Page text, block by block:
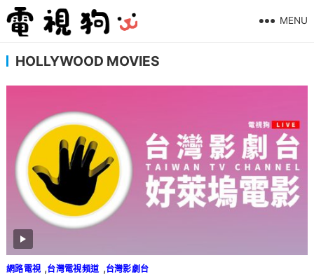
MENU
HOLLYWOOD MOVIES
網路電視 ,台灣電視頻道 ,台灣影劇台